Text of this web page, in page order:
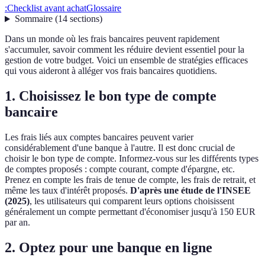
:Checklist avant achatGlossaire
Sommaire(14 sections)
Dans un monde où les frais bancaires peuvent rapidement
s'accumuler, savoir comment les réduire devient essentiel pour la
gestion de votre budget. Voici un ensemble de stratégies efficaces
qui vous aideront à alléger vos frais bancaires quotidiens.
1. Choisissez le bon type de compte
bancaire
Les frais liés aux comptes bancaires peuvent varier
considérablement d'une banque à l'autre. Il est donc crucial de
choisir le bon type de compte. Informez-vous sur les différents types
de comptes proposés : compte courant, compte d'épargne, etc.
Prenez en compte les frais de tenue de compte, les frais de retrait, et
même les taux d'intérêt proposés. D'après une étude de l'INSEE
(2025), les utilisateurs qui comparent leurs options choisissent
généralement un compte permettant d'économiser jusqu'à 150 EUR
par an.
2. Optez pour une banque en ligne